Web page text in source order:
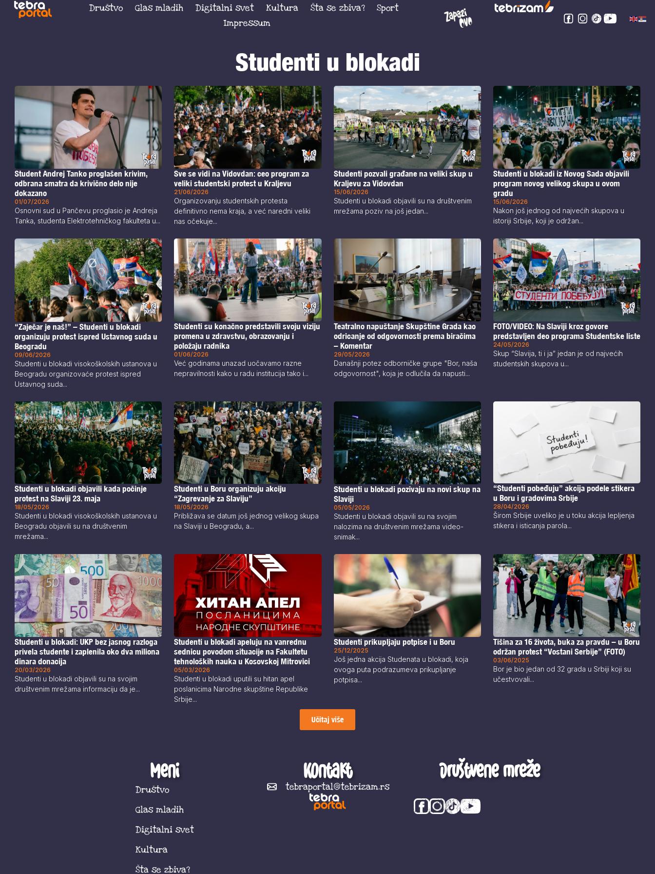
Društvo Glas mladih Digitalni svet Kultura Šta se zbiva?
Sport
Impressum
Studenti u blokadi
Student Andrej Tanko proglašen krivim,
odbrana smatra da krivično delo nije
dokazano
01/07/2026
Osnovni sud u Pančevu proglasio je Andreja
Tanka, studenta Elektrotehničkog fakulteta u...
Sve se vidi na Vidovdan: ceo program za
veliki studentski protest u Kraljevu
21/06/2026
Organizovanju studentskih protesta
definitivno nema kraja, a već naredni veliki
nas očekuje...
Studenti pozvali građane na veliki skup u
Kraljevu za Vidovdan
15/06/2026
Studenti u blokadi objavili su na društvenim
mrežama poziv na još jedan...
Studenti u blokadi iz Novog Sada objavili
program novog velikog skupa u ovom
gradu
15/06/2026
Nakon još jednog od najvećih skupova u
istoriji Srbije, koji je održan...
“Zaječar je naš!” – Studenti u blokadi
organizuju protest ispred Ustavnog suda u
Beogradu
09/06/2026
Studenti u blokadi visokoškolskih ustanova u
Beogradu organizovaće protest ispred
Ustavnog suda...
Studenti su konačno predstavili svoju viziju
promena u zdravstvu, obrazovanju i
položaju radnika
01/06/2026
Već godinama unazad uočavamo razne
nepravilnosti kako u radu institucija tako i...
Teatralno napuštanje Skupštine Grada kao
odricanje od odgovornosti prema biračima
– Komentar
29/05/2026
Današnji potez odborničke grupe "Bor, naša
odgovornost", koja je odlučila da napusti...
FOTO/VIDEO: Na Slaviji kroz govore
predstavljen deo programa Studentske liste
24/05/2026
Skup “Slavija, ti i ja” jedan je od najvećih
studentskih skupova u...
Studenti u blokadi objavili kada počinje
protest na Slaviji 23. maja
18/05/2026
Studenti u blokadi visokoškolskih ustanova u
Beogradu objavili su na društvenim
mrežama...
Studenti u Boru organizuju akciju
“Zagrevanje za Slaviju”
18/05/2026
Približava se datum još jednog velikog skupa
na Slaviji u Beogradu, a...
Studenti u blokadi pozivaju na novi skup na
Slaviji
05/05/2026
Studenti u blokadi objavili su na svojim
nalozima na društvenim mrežama video-
snimak...
“Studenti pobeđuju” akcija podele stikera
u Boru i gradovima Srbije
28/04/2026
Širom Srbije uveliko je u toku akcija lepljenja
stikera i isticanja parola...
Studenti u blokadi: UKP bez jasnog razloga
privela studente i zaplenila oko dva miliona
dinara donacija
20/03/2026
Studenti u blokadi objavili su na svojim
društvenim mrežama informaciju da je...
Studenti u blokadi apeluju na vanrednu
sednicu povodom situacije na Fakultetu
tehnoloških nauka u Kosovskoj Mitrovici
05/03/2026
Studenti u blokadi uputili su hitan apel
poslanicima Narodne skupštine Republike
Srbije...
Studenti prikupljaju potpise i u Boru
25/12/2025
Još jedna akcija Studenata u blokadi, koja
ovoga puta podrazumeva prikupljanje
potpisa...
Tišina za 16 života, buka za pravdu – u Boru
održan protest “Vostani Serbije” (FOTO)
03/06/2025
Bor je bio jedan od 32 grada u Srbiji koji su
učestvovali...
Učitaj više
Meni
Društvo
Glas mladih
Digitalni svet
Kultura
Šta se zbiva?
Kontakt
tebraportal@tebrizam.rs
Društvene mreže